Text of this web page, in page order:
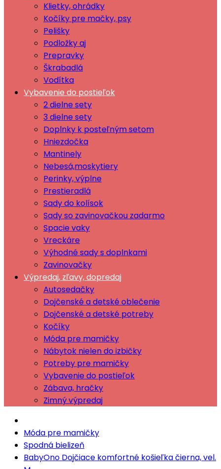
Klietky, ohrádky
Kočíky pre mačky, psy
Pelišky
Podložky aj
Prepravky
Škrabadlá
Vodítka
Vybavenie do postieľok
2 dielne sety
3 dielne sety
Doplnky k posteľným setom
Hniezdočka
Mantinely
Nebesá,moskytiery
Perinky, výplne
Prestieradlá
Sady do kolísok
Sady so zavinovačkou zadarmo
Spacie vaky
Vreckáre
Výhodné sady s doplnkami
Zavinovačky
Výpredaj, zľavy, dopredaj
Autosedačky
Dojčenské a detské oblečenie
Dojčenské a detské potreby
Kočíky
Móda pre mamičky
Nábytok nielen do izbičky
Potreby pre mamičky
Vybavenie do postieľok
Zábava, hračky
Zimný výpredaj
Móda pre mamičky
Spodná bielizeň
BabyOno Dojčiace komfortné košieľka čierna, vel.